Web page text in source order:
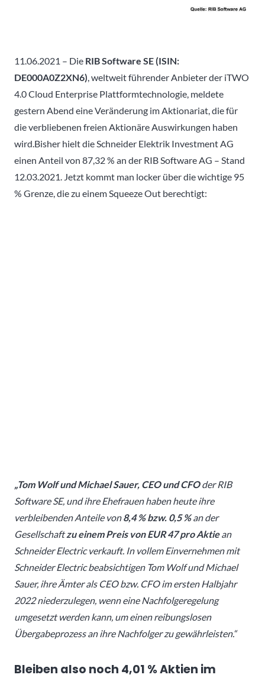
11.06.2021 – Die RIB Software SE (ISIN:
DE000A0Z2XN6), weltweit führender Anbieter der iTWO
4.0 Cloud Enterprise Plattformtechnologie, meldete
gestern Abend eine Veränderung im Aktionariat, die für
die verbliebenen freien Aktionäre Auswirkungen haben
wird.Bisher hielt die Schneider Elektrik Investment AG
einen Anteil von 87,32 % an der RIB Software AG – Stand
12.03.2021. Jetzt kommt man locker über die wichtige 95
% Grenze, die zu einem Squeeze Out berechtigt:
„Tom Wolf und Michael Sauer, CEO und CFOder RIB
Software SE, und ihre Ehefrauen haben heute ihre
verbleibenden Anteile von8,4 % bzw. 0,5 %an der
Gesellschaftzu einem Preis von EUR 47 pro Aktiean
Schneider Electric verkauft. In vollem Einvernehmen mit
Schneider Electric beabsichtigen Tom Wolf und Michael
Sauer, ihre Ämter als CEO bzw. CFO im ersten Halbjahr
2022 niederzulegen, wenn eine Nachfolgeregelung
umgesetzt werden kann, um einen reibungslosen
Übergabeprozess an ihre Nachfolger zu gewährleisten.“
Bleiben also noch 4,01 % Aktien im